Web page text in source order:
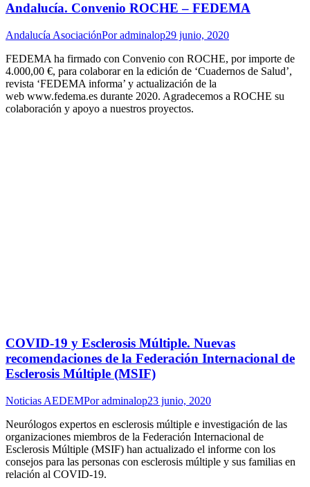
Andalucía. Convenio ROCHE – FEDEMA
Andalucía AsociaciónPoradminalop29 junio, 2020
FEDEMA ha firmado con Convenio con ROCHE, por importe de
4.000,00 €, para colaborar en la edición de ‘Cuadernos de Salud’,
revista ‘FEDEMA informa’ y actualización de la
web www.fedema.es durante 2020. Agradecemos a ROCHE su
colaboración y apoyo a nuestros proyectos.
COVID-19 y Esclerosis Múltiple. Nuevas
recomendaciones de la Federación Internacional de
Esclerosis Múltiple (MSIF)
Noticias AEDEMPoradminalop23 junio, 2020
Neurólogos expertos en esclerosis múltiple e investigación de las
organizaciones miembros de la Federación Internacional de
Esclerosis Múltiple (MSIF) han actualizado el informe con los
consejos para las personas con esclerosis múltiple y sus familias en
relación al COVID-19.